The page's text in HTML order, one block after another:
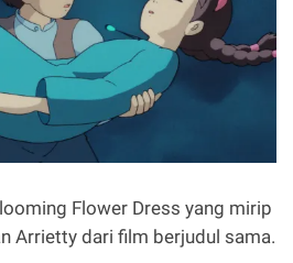
Flower Dress yang mirip
Arrietty dari film berjudul sama.